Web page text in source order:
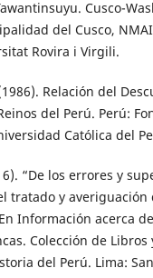
Cusco-
del Cusco,
Rovira i Virgili.
Relación del
del Perú. Perú:
Católica del
“De los errores y
tratado y averiguación
Información acerca
Colección de Libros
del Perú. Lima: